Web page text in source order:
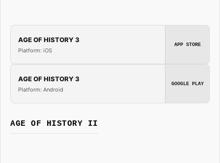
AGE OF HISTORY 3
Platform: iOS
APP STORE
AGE OF HISTORY 3
Platform: Android
GOOGLE PLAY
AGE OF HISTORY II